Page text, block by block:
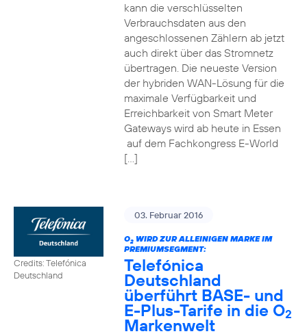
kann die verschlüsselten
Verbrauchsdaten aus den
angeschlossenen Zählern ab jetzt
auch direkt über das Stromnetz
übertragen. Die neueste Version
der hybriden WAN-Lösung für die
maximale Verfügbarkeit und
Erreichbarkeit von Smart Meter
Gateways wird ab heute in Essen
auf dem Fachkongress E-World
[…]
Credits: Telefónica
Deutschland
03. Februar 2016
O2WIRD ZUR ALLEINIGEN MARKE IM
PREMIUMSEGMENT:
Telefónica
Deutschland
überführt BASE- und
E-Plus-Tarife in die O2
Markenwelt